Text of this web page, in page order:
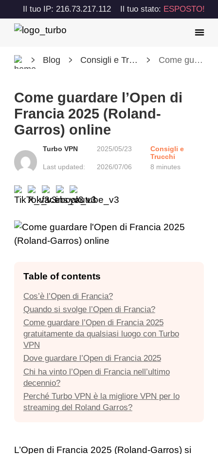
Il tuo IP: 216.73.217.112 Il tuo stato: ESPOSTO!
Blog Consigli e Trucchi Come guardare l’Open di Francia 2025 (Roland-Garros) online
Come guardare l’Open di
Francia 2025 (Roland-
Garros) online
Turbo VPN 2025/05/23
Consigli e
Trucchi
Last updated:
2026/07/06 8 minutes
Table of contents
Cos’è l’Open di Francia?
Quando si svolge l’Open di Francia?
Come guardare l’Open di Francia 2025
gratuitamente da qualsiasi luogo con Turbo
VPN
Dove guardare l’Open di Francia 2025
Chi ha vinto l’Open di Francia nell’ultimo
decennio?
Perché Turbo VPN è la migliore VPN per lo
streaming del Roland Garros?
L’Open di Francia 2025 (Roland-Garros) si